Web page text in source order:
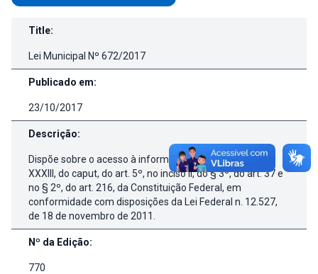
Lei de Regulamentação da LAI
Title:
Lei Municipal Nº 672/2017
Publicado em:
23/10/2017
Descrição:
Dispõe sobre o acesso à informação previsto no inciso
XXXIII, do caput, do art. 5º, no inciso II, do § 3º, do art. 37 e
no § 2º, do art. 216, da Constituição Federal, em
conformidade com disposições da Lei Federal n. 12.527,
de 18 de novembro de 2011.
Nº da Edição:
770